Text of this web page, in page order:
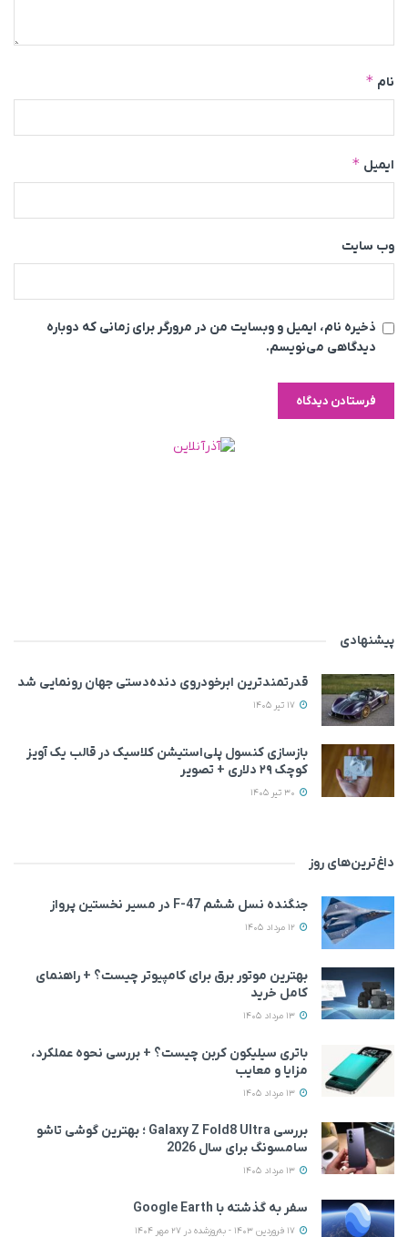
نام *
ایمیل *
وب‌ سایت
ذخیره نام، ایمیل و وبسایت من در مرورگر برای زمانی که دوباره
دیدگاهی می‌نویسم.
پیشنهادی
قدرتمندترین ابرخودروی دنده‌دستی جهان رونمایی شد
بازسازی کنسول پلی‌استیشن کلاسیک در قالب یک آویز
کوچک ۲۹ دلاری + تصویر
داغ‌ترین‌های روز
جنگنده نسل ششم F-47 در مسیر نخستین پرواز
بهترین موتور برق برای کامپیوتر چیست؟ + راهنمای
کامل خرید
باتری سیلیکون کربن چیست؟ + بررسی نحوه عملکرد،
مزایا و معایب
بررسی Galaxy Z Fold8 Ultra ؛ بهترین گوشی تاشو
سامسونگ برای سال 2026
سفر به گذشته با Google Earth